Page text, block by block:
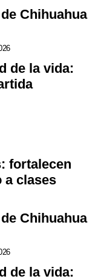
Chihuahua
de la vida:
fortalecen
a clases
Chihuahua
de la vida: